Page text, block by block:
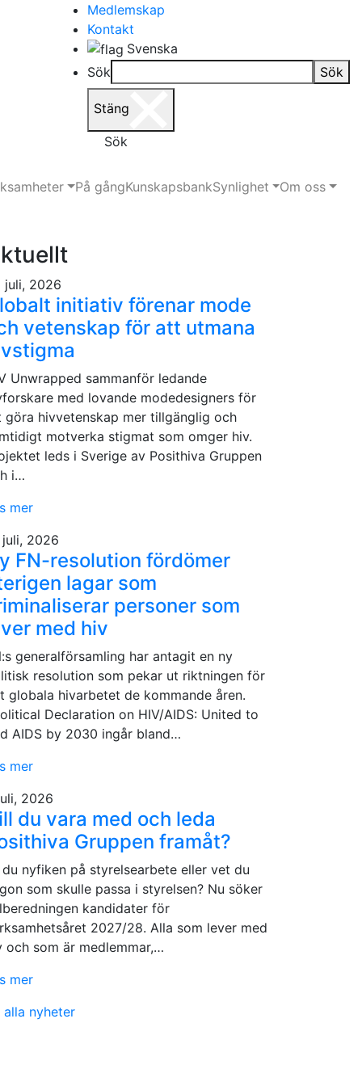
Medlemskap
Kontakt
Svenska
Sök
Sök
Stäng
Sök
På gångKunskapsbankSynlighet Om oss
juli, 2026
initiativ förenar mode
vetenskap för att utmana
Unwrapped sammanför ledande
med lovande modedesigners för
göra hivvetenskap mer tillgänglig och
motverka stigmat som omger hiv.
leds i Sverige av Posithiva Gruppen
i…
mer
juli, 2026
FN-resolution fördömer
lagar som
personer som
med hiv
generalförsamling har antagit en ny
resolution som pekar ut riktningen för
globala hivarbetet de kommande åren.
Declaration on HIV/AIDS: United to
AIDS by 2030 ingår bland…
mer
2026
du vara med och leda
Gruppen framåt?
nyfiken på styrelsearbete eller vet du
som skulle passa i styrelsen? Nu söker
kandidater för
2027/28. Alla som lever med
och som är medlemmar,…
mer
alla nyheter